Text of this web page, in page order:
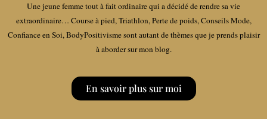
Une jeune femme tout à fait ordinaire qui a décidé de rendre sa vie
extraordinaire… Course à pied, Triathlon, Perte de poids, Conseils Mode,
Confiance en Soi, BodyPositivisme sont autant de thèmes que je prends plaisir
à aborder sur mon blog.
En savoir plus sur moi